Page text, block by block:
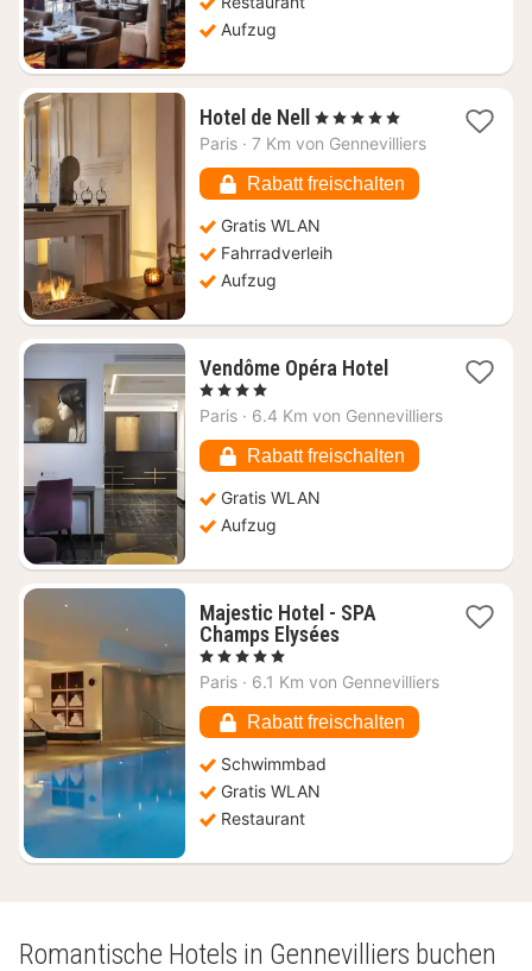
Aufzug
Hotel de Nell 1
Nacht
222,25
€
, 5 Sterne
Paris · 7 Km von Gennevilliers
Rabatt freischalten
Gratis WLAN
Fahrradverleih
Aufzug
Vendôme Opéra Hotel1
ab
€
, 4 Sterne
Paris · 6.4 Km von Gennevilliers
Rabatt freischalten
Gratis WLAN
Aufzug
Majestic Hotel - SPA
Champs Elysées1
ab
€
, 5 Sterne
Paris · 6.1 Km von Gennevilliers
Rabatt freischalten
Schwimmbad
Gratis WLAN
Restaurant
Romantische Hotels in Gennevilliers buchen